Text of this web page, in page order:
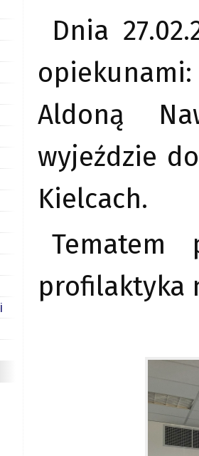
Dnia
Aldoną
wyjeździe
Kielcach.
Tematem
profilaktyka